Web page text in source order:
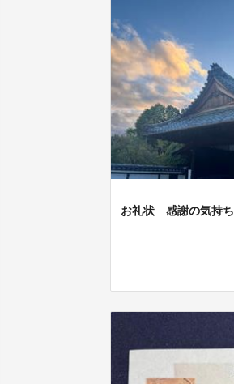
お礼状 感謝の気持ち